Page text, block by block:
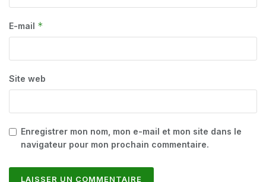
E-mail *
Site web
Enregistrer mon nom, mon e-mail et mon site dans le
navigateur pour mon prochain commentaire.